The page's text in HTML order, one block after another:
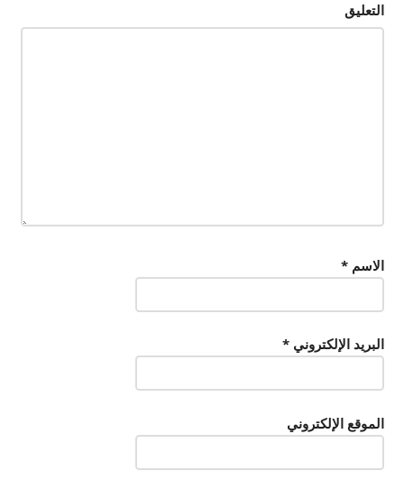
التعليق
الاسم*
البريد الإلكتروني*
الموقع الإلكتروني